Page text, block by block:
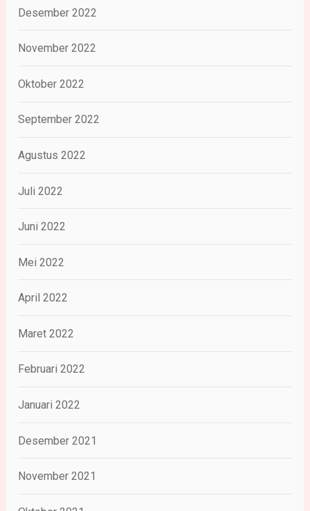
Desember 2022
November 2022
Oktober 2022
September 2022
Agustus 2022
Juli 2022
Juni 2022
Mei 2022
April 2022
Maret 2022
Februari 2022
Januari 2022
Desember 2021
November 2021